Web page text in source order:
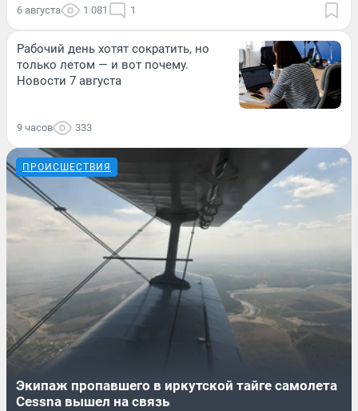
6 августа 1 081 1
Рабочий день хотят сократить, но
только летом — и вот почему.
Новости 7 августа
9 часов 333
ПРОИСШЕСТВИЯ
Экипаж пропавшего в иркутской тайге самолета
Cessna вышел на связь